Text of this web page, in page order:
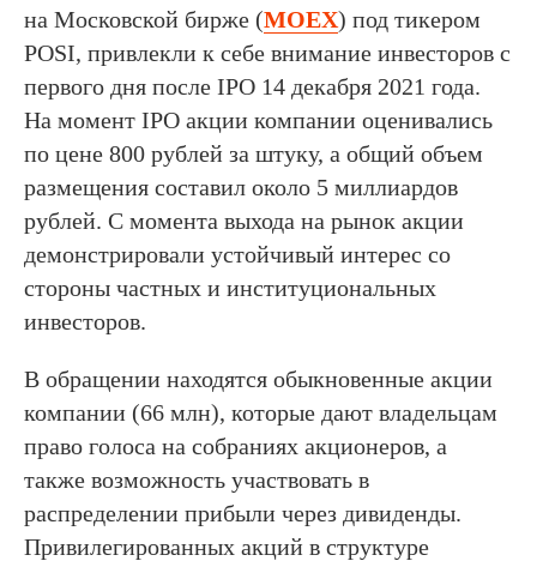
на Московской бирже (MOEX) под тикером
POSI, привлекли к себе внимание инвесторов с
первого дня после IPO 14 декабря 2021 года.
На момент IPO акции компании оценивались
по цене 800 рублей за штуку, а общий объем
размещения составил около 5 миллиардов
рублей. С момента выхода на рынок акции
демонстрировали устойчивый интерес со
стороны частных и институциональных
инвесторов.
В обращении находятся обыкновенные акции
компании (66 млн), которые дают владельцам
право голоса на собраниях акционеров, а
также возможность участвовать в
распределении прибыли через дивиденды.
Привилегированных акций в структуре